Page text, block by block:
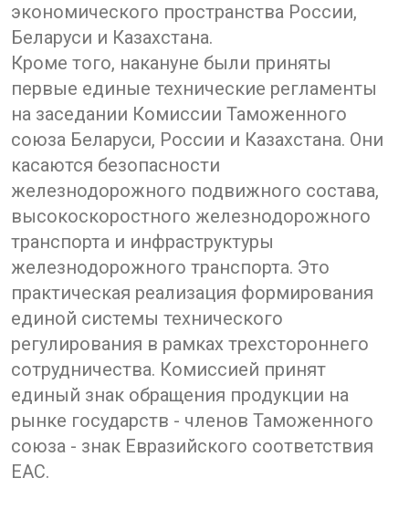
экономического пространства России,
Беларуси и Казахстана.
Кроме того, накануне были приняты
первые единые технические регламенты
на заседании Комиссии Таможенного
союза Беларуси, России и Казахстана. Они
касаются безопасности
железнодорожного подвижного состава,
высокоскоростного железнодорожного
транспорта и инфраструктуры
железнодорожного транспорта. Это
практическая реализация формирования
единой системы технического
регулирования в рамках трехстороннего
сотрудничества. Комиссией принят
единый знак обращения продукции на
рынке государств - членов Таможенного
союза - знак Евразийского соответствия
EAC.